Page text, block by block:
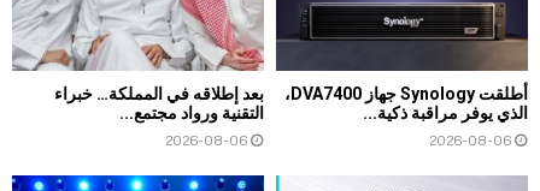
أطلقت Synology جهاز DVA7400،
الذي يوفر مراقبة ذكية...
2026-08-06
بعد إطلاقه في المملكة… خبراء
التقنية ورواد مجتمع...
2026-08-06